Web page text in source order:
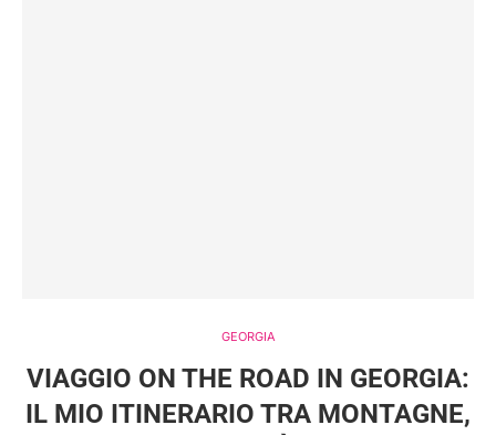
GEORGIA
VIAGGIO ON THE ROAD IN GEORGIA:
IL MIO ITINERARIO TRA MONTAGNE,